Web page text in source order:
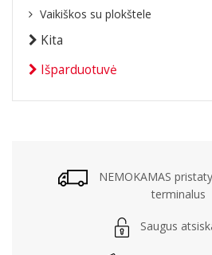
Vaikiškos su plokštele
Kita
Išparduotuvė
NEMOKAMAS
terminalus
Saugus